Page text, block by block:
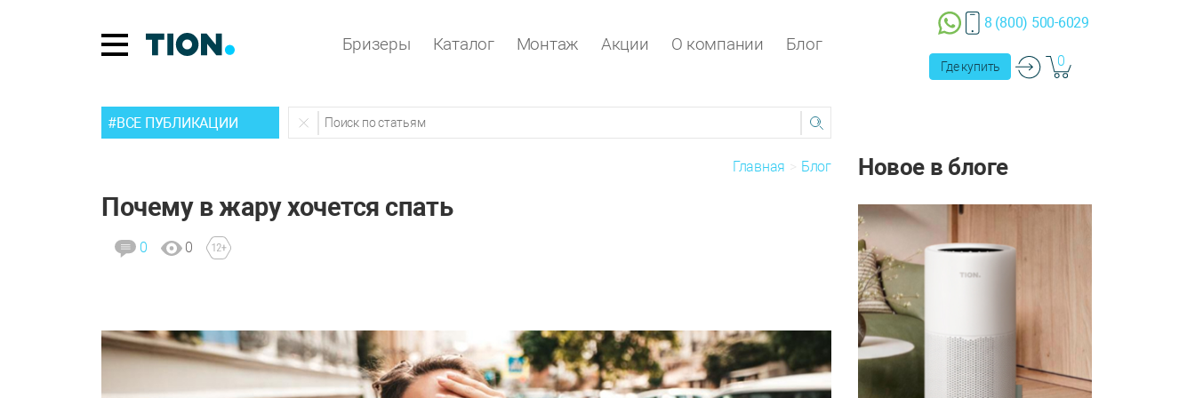
Бризеры Каталог Монтаж Акции О компании Блог
8 (800) 500-6029
Где купить 0
#ВСЕ ПУБЛИКАЦИИ
Главная Блог
Почему в жару хочется спать
0 0
Новое в блоге